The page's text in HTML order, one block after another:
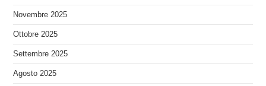
Novembre 2025
Ottobre 2025
Settembre 2025
Agosto 2025